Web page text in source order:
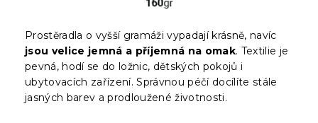
Prostěradla o vyšší gramáži vypadají krásně, navíc
jsou velice jemná a příjemná na omak. Textilie je
pevná, hodí se do ložnic, dětských pokojů i
ubytovacích zařízení. Správnou péčí docílíte stále
jasných barev a prodloužené životnosti.